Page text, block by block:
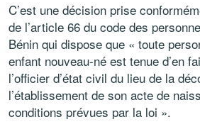
C’est une décision prise
de l’article 66 du code des
Bénin qui dispose que « toute
enfant nouveau-né est tenue d’en
l’officier d’état civil du lieu de la
l’établissement de son acte de
conditions prévues par la loi ».